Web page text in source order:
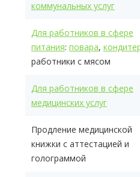
коммунальных услуг
Для работников в сфере
питания: повара,
работники с мясом
Для работников в сфере
медицинских услуг
Продление медицинской
книжки с аттестацией и
голограммой